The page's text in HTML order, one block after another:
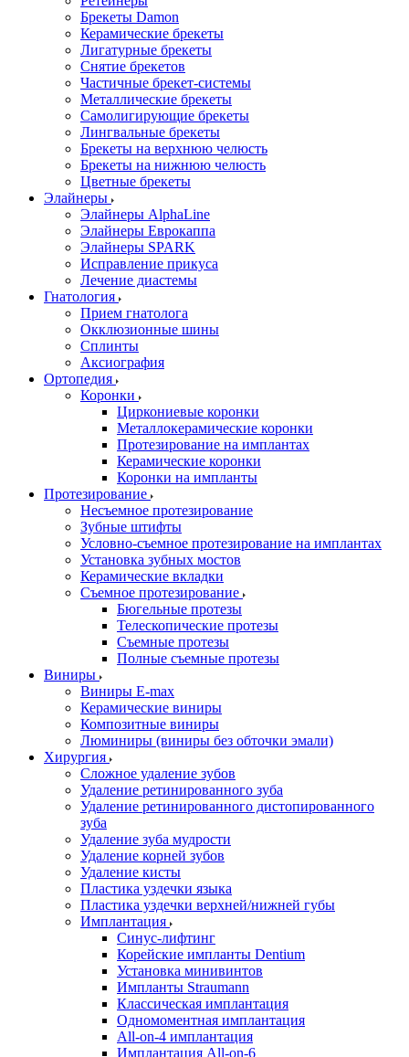
Брекеты Damon
Керамические брекеты
Лигатурные брекеты
Снятие брекетов
Частичные брекет-системы
Металлические брекеты
Самолигирующие брекеты
Лингвальные брекеты
Брекеты на верхнюю челюсть
Брекеты на нижнюю челюсть
Цветные брекеты
Элайнеры
Элайнеры AlphaLine
Элайнеры Еврокаппа
Элайнеры SPARK
Исправление прикуса
Лечение диастемы
Гнатология
Прием гнатолога
Окклюзионные шины
Сплинты
Аксиография
Ортопедия
Коронки
Циркониевые коронки
Металлокерамические коронки
Протезирование на имплантах
Керамические коронки
Коронки на импланты
Протезирование
Несъемное протезирование
Зубные штифты
Условно-съемное протезирование на имплантах
Установка зубных мостов
Керамические вкладки
Съемное протезирование
Бюгельные протезы
Телескопические протезы
Съемные протезы
Полные съемные протезы
Виниры
Виниры E-max
Керамические виниры
Композитные виниры
Люминиры (виниры без обточки эмали)
Хирургия
Сложное удаление зубов
Удаление ретинированного зуба
Удаление ретинированного дистопированного
зуба
Удаление зуба мудрости
Удаление корней зубов
Удаление кисты
Пластика уздечки языка
Пластика уздечки верхней/нижней губы
Имплантация
Синус-лифтинг
Корейские импланты Dentium
Установка минивинтов
Импланты Straumann
Классическая имплантация
Одномоментная имплантация
All-on-4 имплантация
Имплантация All-on-6